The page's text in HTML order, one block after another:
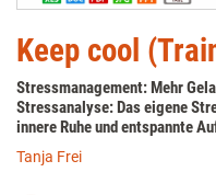
Keep cool
Stressmanagement: Mehr
Stressanalyse: Das eigene
innere Ruhe und entspannte
Tanja Frei